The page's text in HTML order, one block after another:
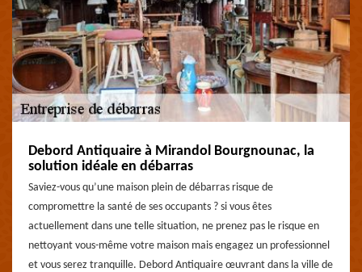
Debord Antiquaire à Mirandol Bourgnounac, la
solution idéale en débarras
Saviez-vous qu’une maison plein de débarras risque de
compromettre la santé de ses occupants ? si vous êtes
actuellement dans une telle situation, ne prenez pas le risque en
nettoyant vous-même votre maison mais engagez un professionnel
et vous serez tranquille. Debord Antiquaire œuvrant dans la ville de